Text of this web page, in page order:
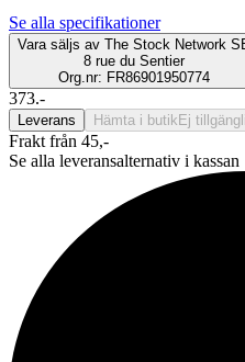
Se alla specifikationer
Vara säljs av The Stock Network
8 rue du Sentier
Org.nr: FR86901950774
373.-
Leverans Hämta i butik Ej
Frakt från 45,-
Se alla leveransalternativ i kassan